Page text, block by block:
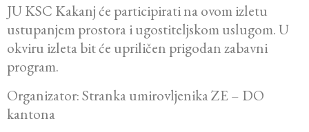
JU KSC Kakanj će participirati na ovom izletu
ustupanjem prostora i ugostiteljskom uslugom. U
okviru izleta bit će upriličen prigodan zabavni
program.
Organizator: Stranka umirovljenika ZE – DO
kantona